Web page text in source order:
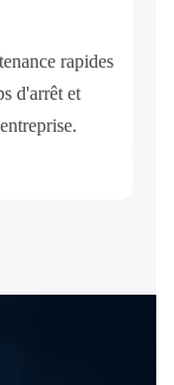
rapides
d'arrêt et